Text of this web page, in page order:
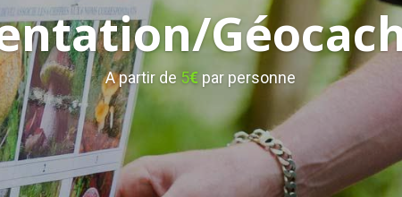
A partir de 5€ par personne